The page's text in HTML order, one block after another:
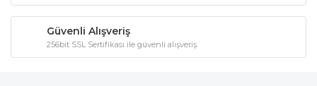
Güvenli Alışveriş
256bit SSL Sertifikası ile güvenli alışveriş